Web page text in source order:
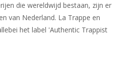
die wereldwijd bestaan, zijn er
van Nederland. La Trappe en
het label 'Authentic Trappist